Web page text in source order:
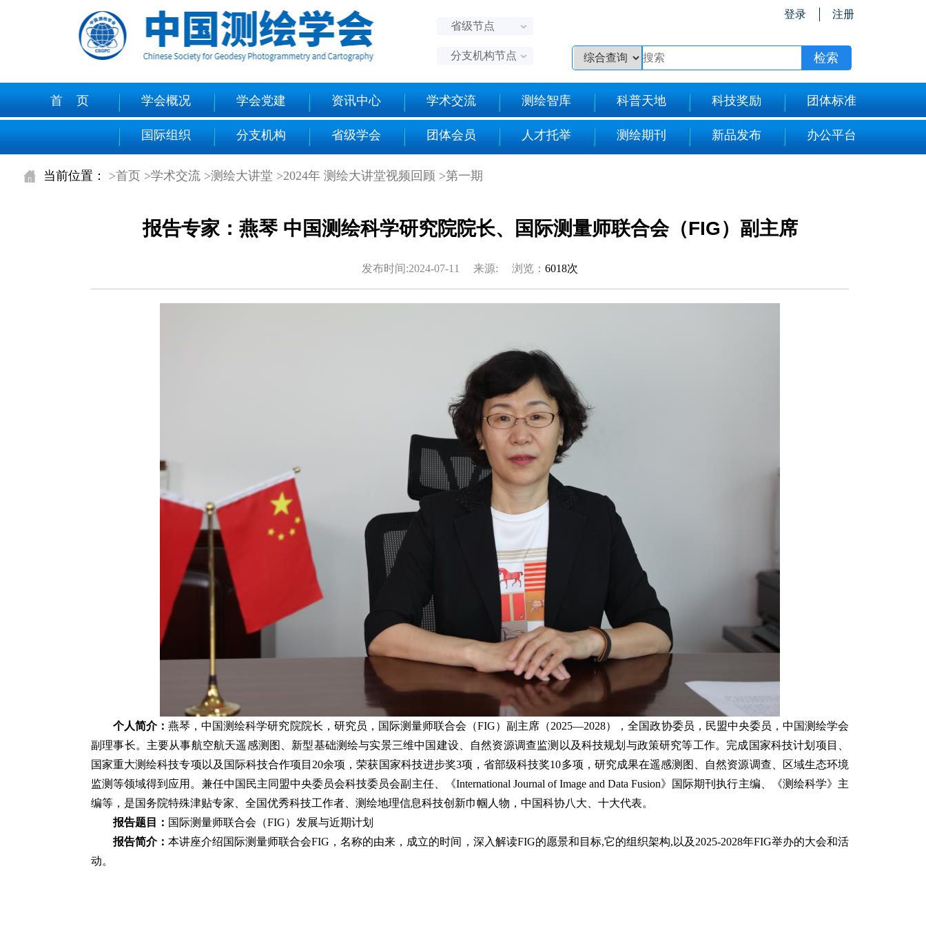
省级节点
分支机构节点
登录 注册
首 页 学会概况 学会党建 资讯中心 学术交流 测绘智库 科普天地 科技奖励 团体标准
国际组织 分支机构 省级学会 团体会员 人才托举 测绘期刊 新品发布 办公平台
当前位置： >首页 >学术交流 >测绘大讲堂 >2024年 测绘大讲堂视频回顾 >第一期
报告专家：燕琴 中国测绘科学研究院院长、国际测量师联合会（FIG）副主席
发布时间:2024-07-11 来源: 浏览： 6018次
个人简介：燕琴，中国测绘科学研究院院长， 研究员， 国际测量师联合会（FIG）副主席（2025—2028），全国政协委员，民盟中央委员，中国测绘学会
副理事长。主要从事航空航天遥感测图、新型基础测绘与实景三维中国建设、自然资源调查监测以及科技规划与政策研究等工作。完成国家科技计划项目、
国家重大测绘科技专项以及国际科技合作项目20余项，荣获国家科技进步奖3项，省部级科技奖10多项，研究成果在遥感测图、自然资源调查、区域生态环境
监测等领域得到应用。兼任中国民主同盟中央委员会科技委员会副主任、《International Journal of Image and Data Fusion》国际期刊执行主编、《测绘科学》主
编等，是国务院特殊津贴专家、全国优秀科技工作者、测绘地理信息科技创新巾帼人物，中国科协八大、十大代表。
报告题目： 国际测量师联合会（FIG） 发展与近期计划
报告简介：本讲座介绍国际测量师联合会FIG，名称的由来，成立的时间，深入解读FIG的愿景和目标,它的组织架构,以及2025-2028年FIG举办的大会和活
动。